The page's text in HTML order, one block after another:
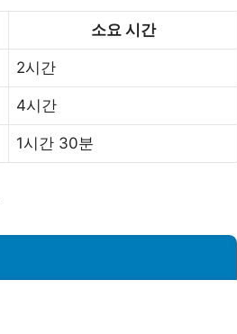
소요 시간
2시간
4시간
1시간 30분